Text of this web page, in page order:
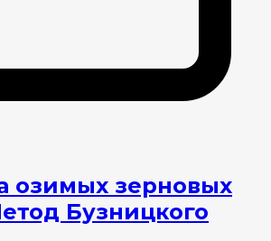
озимых зерновых
Бузницкого